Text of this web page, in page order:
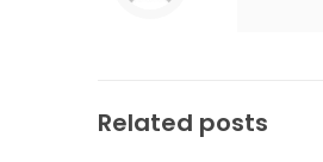
Related posts